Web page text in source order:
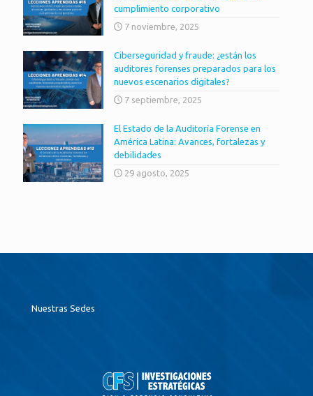
cumplimiento corporativo
7 noviembre, 2025
Ciberseguridad y fraude: ¿están los
auditores forenses preparados para los
nuevos escenarios digitales?
7 septiembre, 2025
El Estado de la Auditoría Forense en
América Latina: Avances, fortalezas y
debilidades
29 agosto, 2025
Nuestras Sedes